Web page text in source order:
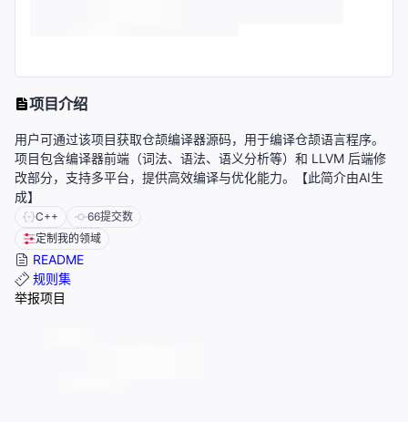
项目介绍
用户可通过该项目获取仓颉编译器源码，用于编译仓颉语言程序。
项目包含编译器前端（词法、语法、语义分析等）和 LLVM 后端修
改部分，支持多平台，提供高效编译与优化能力。【此简介由AI生
成】
C++ 66提交数
定制我的领域
README
规则集
举报项目